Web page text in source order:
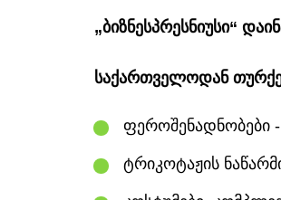
„ბიზნესპრესნიუსი“
საქართველოდან
ფეროშენადნობები
ტრიკოტაჟის